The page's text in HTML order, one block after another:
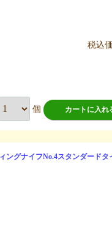
税込
個 カートに入れ
グナイフNo.4スタンダードタイ